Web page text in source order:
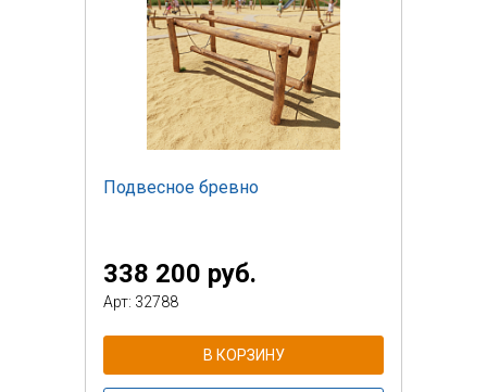
Подвесное бревно
338 200 руб.
Арт: 32788
В КОРЗИНУ